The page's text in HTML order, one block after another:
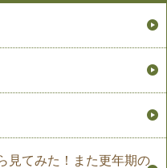
見てみた！また更年期の